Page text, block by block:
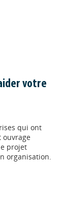
votre
qui ont
ouvrage
projet
organisation.